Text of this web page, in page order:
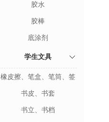
胶水
胶棒
底涂剂
学生文具
橡皮擦、笔盒、笔筒、签
字笔、修正带
书皮、书套
书立、书档